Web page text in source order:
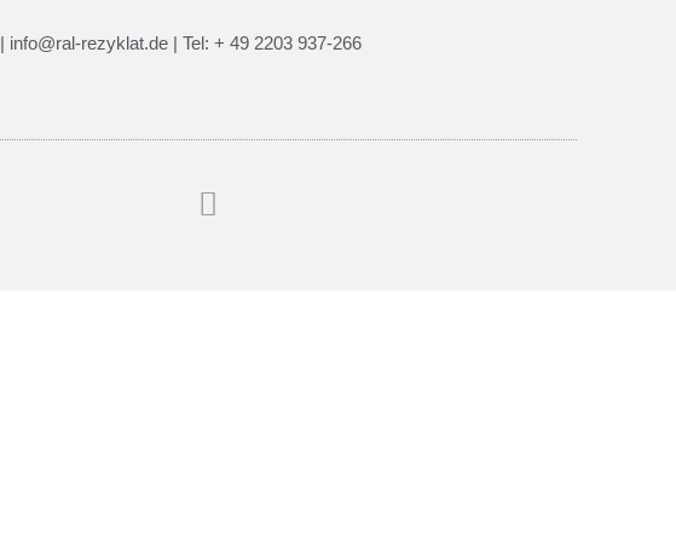
info@ral-rezyklat.de | Tel: + 49 2203 937-266